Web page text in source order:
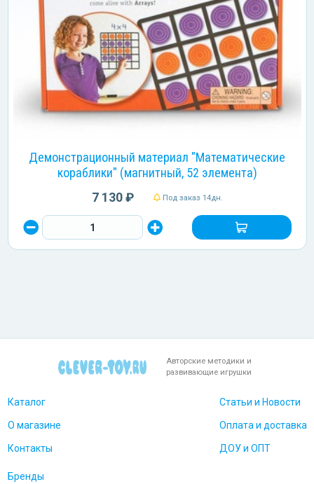
Демонстрационный материал "Математические
кораблики" (магнитный, 52 элемента)
7 130 ₽ Под заказ 14дн.
Авторские методики и
развивающие игрушки
Каталог
О магазине
Контакты
Статьи и Новости
Оплата и доставка
ДОУ и ОПТ
Бренды